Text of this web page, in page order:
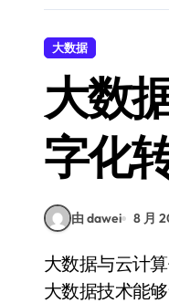
创
大数据
大数
字化
由 dawei 8 月
大数据与云计算作为当今信息技术发展的两大支柱，正在深刻改变企业的运营模式和决策方式。
大数据技术能